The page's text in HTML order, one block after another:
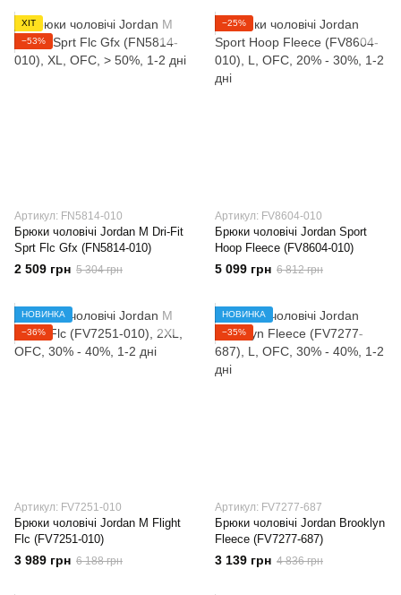
ХІТ
−53%
Артикул: FN5814-010
Брюки чоловічі Jordan M Dri-Fit
Sprt Flc Gfx (FN5814-010)
2 509 грн 5 304 грн
−25%
Артикул: FV8604-010
Брюки чоловічі Jordan Sport
Hoop Fleece (FV8604-010)
5 099 грн 6 812 грн
НОВИНКА
−36%
Артикул: FV7251-010
Брюки чоловічі Jordan M Flight
Flc (FV7251-010)
3 989 грн 6 188 грн
НОВИНКА
−35%
Артикул: FV7277-687
Брюки чоловічі Jordan Brooklyn
Fleece (FV7277-687)
3 139 грн 4 836 грн